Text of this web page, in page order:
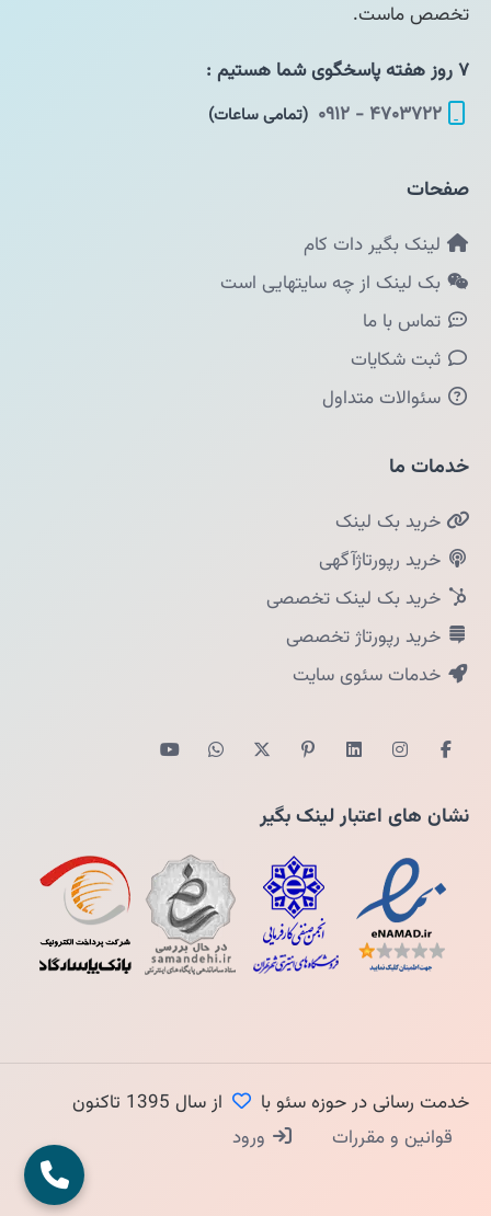
تخصص ماست.
۷ روز هفته پاسخگوی شما هستیم :
۴۷۰۳۷۲۲ - ۰۹۱۲
(تمامی ساعات)
صفحات
لینک بگیر دات کام
بک لینک از چه سایتهایی است
تماس با ما
ثبت شکایات
سئوالات متداول
خدمات ما
خرید بک لینک
خرید رپورتاژآگهی
خرید بک لینک تخصصی
خرید رپورتاژ تخصصی
خدمات سئوی سایت
نشان های اعتبار لینک بگیر
خدمت رسانی در حوزه سئو با
از سال 1395 تاکنون
قوانین و مقررات
ورود